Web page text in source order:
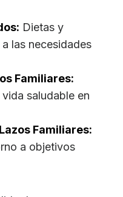
Dietas y
las necesidades
Familiares:
saludable en
Familiares:
a objetivos